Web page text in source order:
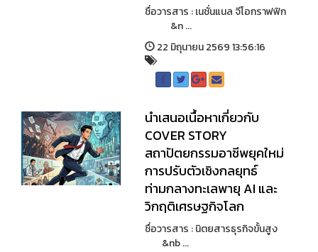
ชื่อวารสาร : เนชั่นแนล จีโอกราฟฟิก
&n ...
22 มิถุนายน 2569 13:56:16
นำเสนอเนื้อหาเกี่ยวกับ
COVER STORY
สถาปัตยกรรมอาชีพยุคใหม่
การปรับตัวเชิงกลยุทธ์
ท่ามกลางทะเลพายุ AI และ
วิกฤติเศรษฐกิจโลก
ชื่อวารสาร : นิตยสารธุรกิจขั้นสูง
&nb ...